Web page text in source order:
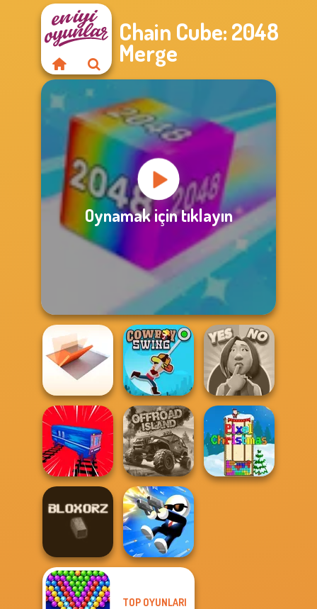
Chain Cube: 2048
Merge
Oynamak için tıklayın
Folding Blocks
Puzzle
Cowboy Swing
Yes or No
Challenge
Train Drift Offroad Island
TOP OYUNLARI